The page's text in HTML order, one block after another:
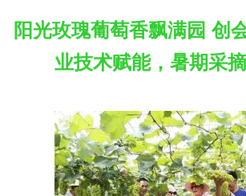
阳光玫瑰葡萄香飘满园 创
业技术赋能，暑期采